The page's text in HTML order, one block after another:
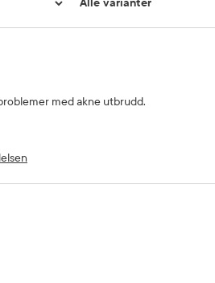
med akne utbrudd.